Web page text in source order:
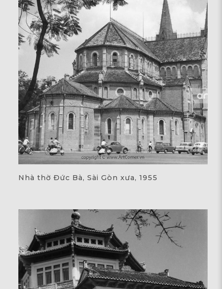
Nhà thờ Đức Bà, Sài Gòn xưa, 1955